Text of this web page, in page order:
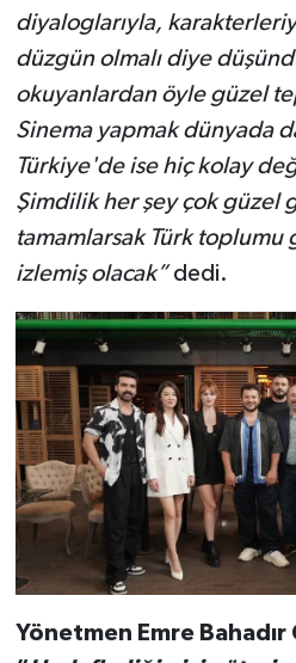
diyaloglarıyla,
düzgün olmalı diye
okuyanlardan öyle güzel
Sinema yapmak dünyada
Türkiye'de ise hiç kolay
Şimdilik her şey çok güzel
tamamlarsak Türk toplumu
izlemiş olacak”dedi.
Yönetmen Emre Bahadır